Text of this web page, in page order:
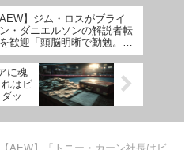
ともかく、彼らはプロフェッシ
ョ...
AEW】ジム・ロスがブライ
・ダニエルソンの解説者転
歓迎「頭脳明晰で勤勉。番
新鮮さをもたらせるだろ
に魂
はビ
ッド
語る